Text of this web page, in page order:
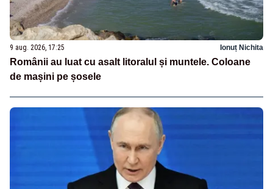
9 aug. 2026, 17:25 Ionuț Nichita
Românii au luat cu asalt litoralul și muntele. Coloane
de mașini pe șosele